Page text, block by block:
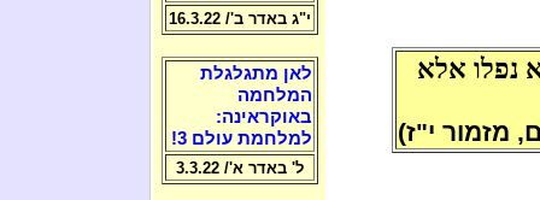
נפלו אלא
מזמור י"ז)
י"ג באדר ב'/ 16.3.22
לאן מתגלגלת
המלחמה
באוקראינה:
למלחמת עולם 3!
ל' באדר א'/ 3.3.22